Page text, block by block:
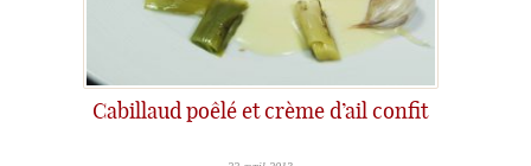
Cabillaud poêlé et crème d’ail confit